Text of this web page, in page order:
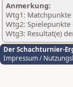
Anmerkung:
Wtg1: Matchpunkte
Wtg2:
Wtg3: Resultat(e)
Der Schachturnier-
Impressum /